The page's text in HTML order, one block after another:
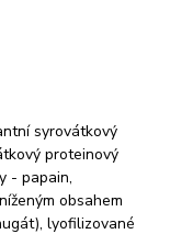
syrovátkový
proteinový
- papain,
obsahem
lyofilizované